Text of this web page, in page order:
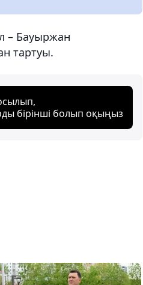
– Бауыржан
тартуы.
бірінші болып оқыңыз